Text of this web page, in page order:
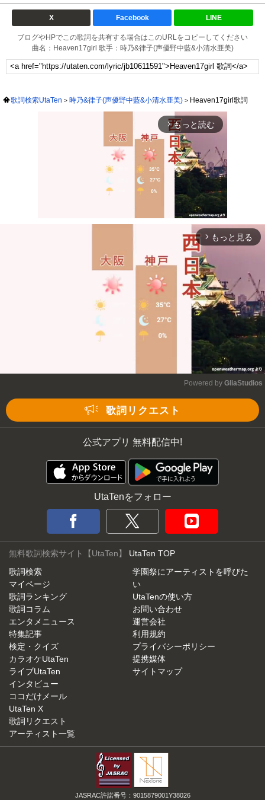
X Facebook LINE
ブログやHPでこの歌詞を共有する場合はこのURLをコピーしてください
曲名：Heaven17girl 歌手：時乃&律子(声優野中藍&小清水亜美)
歌詞検索UtaTen 時乃&律子(声優野中藍&小清水亜美) Heaven17girl歌詞
arrow_forward_ios もっと読む
Mute
arrow_forward_ios もっと見る
Powered by GliaStudios
歌詞リクエスト
公式アプリ 無料配信中!
UtaTenをフォロー
無料歌詞検索サイト【UtaTen】 UtaTen TOP
歌詞検索
マイページ
歌詞ランキング
歌詞コラム
エンタメニュース
特集記事
検定・クイズ
カラオケUtaTen
ライブUtaTen
インタビュー
ココだけメール
UtaTen X
歌詞リクエスト
アーティスト一覧
学園祭にアーティストを呼びた
い
UtaTenの使い方
お問い合わせ
運営会社
利用規約
プライバシーポリシー
提携媒体
サイトマップ
JASRAC許諾番号：9015879001Y38026